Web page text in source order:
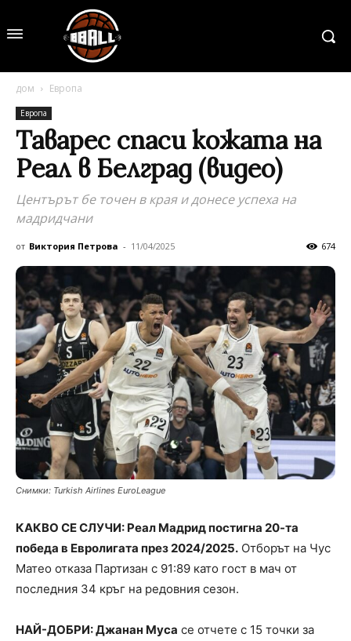
дом Европа
Европа
Таварес спаси кожата на
Реал в Белград (видео)
Центърът бе точен в края и донесе успеха на
мадридчани
от Виктория Петрова - 11/04/2025 674
Снимки: Turkish Airlines EuroLeague
КАКВО СЕ СЛУЧИ: Реал Мадрид постигна 20-та
победа в Евролигата през 2024/2025. Отборът на Чус
Матео отказа Партизан с 91:89 като гост в мач от
последния 34 кръг на редовния сезон.
НАЙ-ДОБРИ: Джанан Муса се отчете с 15 точки за